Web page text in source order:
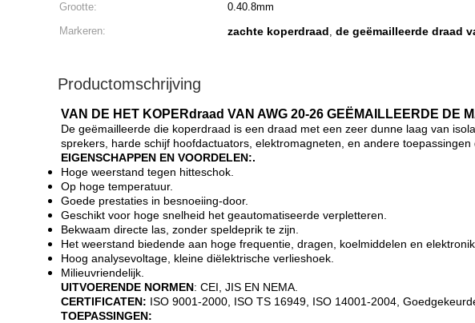
Grootte:
0.40.8mm
Markeren:
zachte koperdraad, de geëmailleerde draad
Productomschrijving
VAN DE HET KOPERdraad VAN AWG 20-26 GEËMAILLEERDE DE
De geëmailleerde die koperdraad is een draad met een zeer dunne laag van
sprekers, harde schijf hoofdactuators, elektromagneten, en andere
EIGENSCHAPPEN EN VOORDELEN:.
Hoge weerstand tegen hitteschok.
Op hoge temperatuur.
Goede prestaties in besnoeiing-door.
Geschikt voor hoge snelheid het geautomatiseerde verpletteren.
Bekwaam directe las, zonder speldeprik te zijn.
Het weerstand biedende aan hoge frequentie, dragen, koelmiddelen en
Hoog analysevoltage, kleine diëlektrische verlieshoek.
Milieuvriendelijk.
UITVOERENDE NORMEN: CEI, JIS EN NEMA.
CERTIFICATEN: ISO 9001-2000, ISO TS 16949, ISO 14001-2004,
TOEPASSINGEN: